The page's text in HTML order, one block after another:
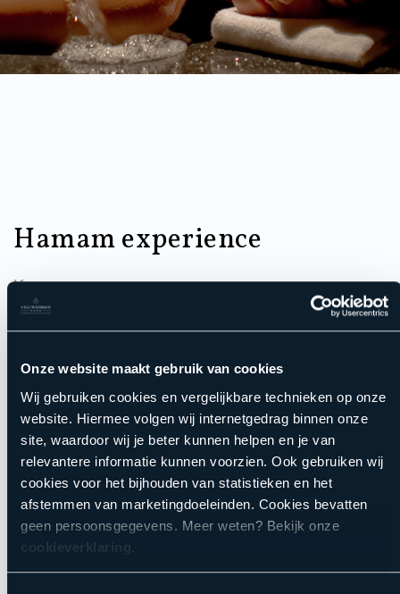
Onze website maakt gebruik van cookies
Wij gebruiken cookies en vergelijkbare technieken op onze
website. Hiermee volgen wij internetgedrag binnen onze
site, waardoor wij je beter kunnen helpen en je van
relevantere informatie kunnen voorzien. Ook gebruiken wij
cookies voor het bijhouden van statistieken en het
afstemmen van marketingdoeleinden. Cookies bevatten
geen persoonsgegevens. Meer weten? Bekijk onze
cookieverklaring.
Hamam experience
Keuze
Ontspan met deze hamambehandeling van 25 minuten.
Tijdens de behandeling wordt je huid grondig gescrubd en
gereinigd met een zachte schuimbehandeling. Geniet van
de rust terwijl je bloedsomloop wordt gestimuleerd en je
huid na afloop schoon, fris en fluweelzacht aanvoelt.
Wanneer je zwanger bent, kan je deze behandeling helaas niet